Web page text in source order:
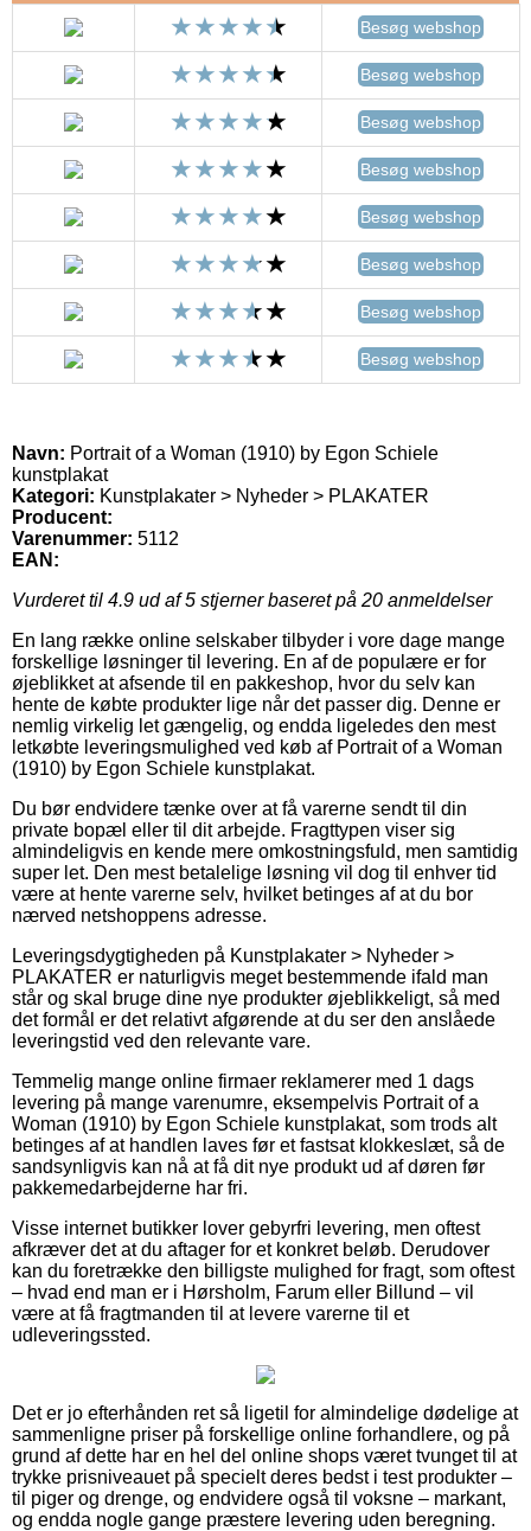
Besøg webshop
Besøg webshop
Besøg webshop
Besøg webshop
Besøg webshop
Besøg webshop
Besøg webshop
Besøg webshop
Navn: Portrait of a Woman (1910) by Egon Schiele
kunstplakat
Kategori: Kunstplakater > Nyheder > PLAKATER
Producent:
Varenummer: 5112
EAN:
Vurderet til 4.9 ud af 5 stjerner baseret på 20 anmeldelser
En lang række online selskaber tilbyder i vore dage mange
forskellige løsninger til levering. En af de populære er for
øjeblikket at afsende til en pakkeshop, hvor du selv kan
hente de købte produkter lige når det passer dig. Denne er
nemlig virkelig let gængelig, og endda ligeledes den mest
letkøbte leveringsmulighed ved køb af Portrait of a Woman
(1910) by Egon Schiele kunstplakat.
Du bør endvidere tænke over at få varerne sendt til din
private bopæl eller til dit arbejde. Fragttypen viser sig
almindeligvis en kende mere omkostningsfuld, men samtidig
super let. Den mest betalelige løsning vil dog til enhver tid
være at hente varerne selv, hvilket betinges af at du bor
nærved netshoppens adresse.
Leveringsdygtigheden på Kunstplakater > Nyheder >
PLAKATER er naturligvis meget bestemmende ifald man
står og skal bruge dine nye produkter øjeblikkeligt, så med
det formål er det relativt afgørende at du ser den anslåede
leveringstid ved den relevante vare.
Temmelig mange online firmaer reklamerer med 1 dags
levering på mange varenumre, eksempelvis Portrait of a
Woman (1910) by Egon Schiele kunstplakat, som trods alt
betinges af at handlen laves før et fastsat klokkeslæt, så de
sandsynligvis kan nå at få dit nye produkt ud af døren før
pakkemedarbejderne har fri.
Visse internet butikker lover gebyrfri levering, men oftest
afkræver det at du aftager for et konkret beløb. Derudover
kan du foretrække den billigste mulighed for fragt, som oftest
– hvad end man er i Hørsholm, Farum eller Billund – vil
være at få fragtmanden til at levere varerne til et
udleveringssted.
Det er jo efterhånden ret så ligetil for almindelige dødelige at
sammenligne priser på forskellige online forhandlere, og på
grund af dette har en hel del online shops været tvunget til at
trykke prisniveauet på specielt deres bedst i test produkter –
til piger og drenge, og endvidere også til voksne – markant,
og endda nogle gange præstere levering uden beregning.